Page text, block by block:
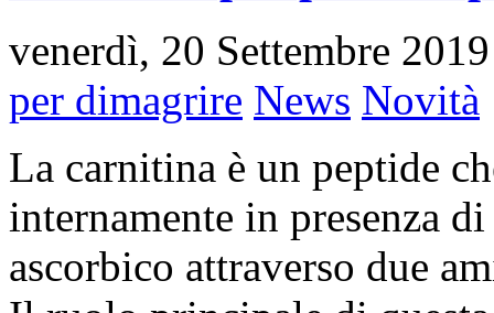
venerdì, 20 Settembre 2019
per dimagrire News Novità
La carnitina è un peptide
internamente in presenza
ascorbico attraverso due